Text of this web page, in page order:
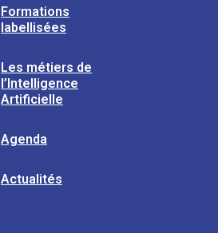
Formations
labellisées
Les métiers de
l’Intelligence
Artificielle
Agenda
Actualités